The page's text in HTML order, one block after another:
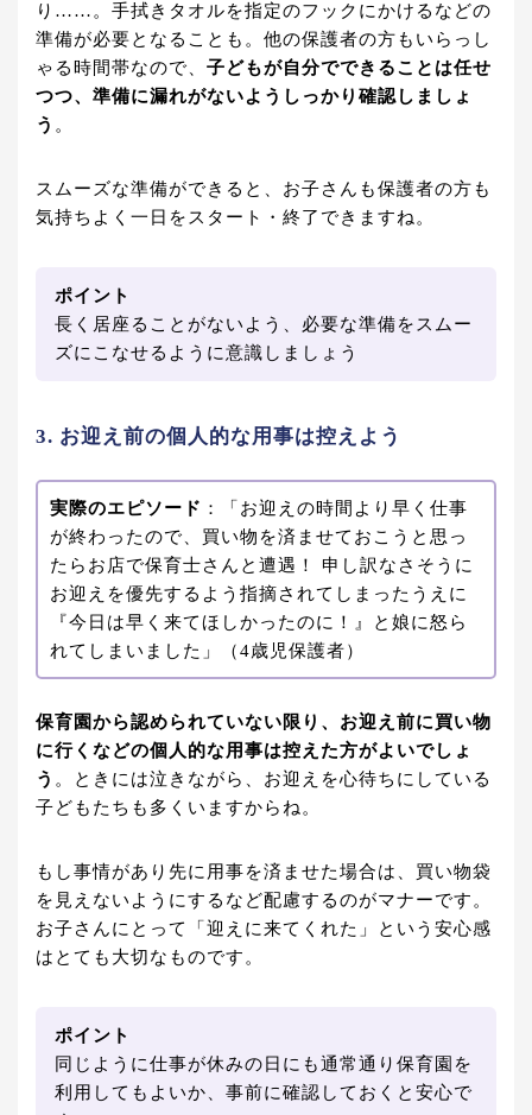
り……。手拭きタオルを指定のフックにかけるなどの
準備が必要となることも。他の保護者の方もいらっし
ゃる時間帯なので、 子どもが自分でできることは任せ
つつ、準備に漏れがないようしっかり確認しましょ
う 。
スムーズな準備ができると、お子さんも保護者の方も
気持ちよく一日をスタート・終了できますね。
ポイント
長く居座ることがないよう、必要な準備をスムー
ズにこなせるように意識しましょう
3. お迎え前の個人的な用事は控えよう
実際のエピソード ：「お迎えの時間より早く仕事
が終わったので、買い物を済ませておこうと思っ
たらお店で保育士さんと遭遇！ 申し訳なさそうに
お迎えを優先するよう指摘されてしまったうえに
『今日は早く来てほしかったのに！』と娘に怒ら
れてしまいました」（4歳児保護者）
保育園から認められていない限り、お迎え前に買い物
に行くなどの個人的な用事は控えた方がよいでしょ
う 。ときには泣きながら、お迎えを心待ちにしている
子どもたちも多くいますからね。
もし事情があり先に用事を済ませた場合は、買い物袋
を見えないようにするなど配慮するのがマナーです。
お子さんにとって「迎えに来てくれた」という安心感
はとても大切なものです。
ポイント
同じように仕事が休みの日にも通常通り保育園を
利用してもよいか、事前に確認しておくと安心で